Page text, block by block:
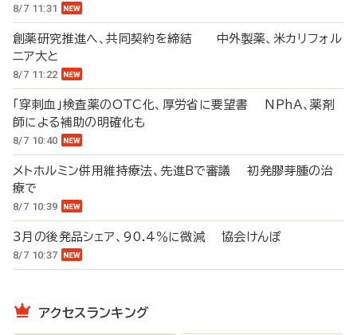
8/7 11:31
創薬研究推進へ、共同契約を締結 中外製薬、米カリフォル
ニア大と
8/7 11:22
「穿刺血」検査薬のOTC化、厚労省に要望書 NPhA、薬剤
師による補助の明確化も
8/7 10:40
メトホルミン併用維持療法、先進Bで審議 初発膠芽腫の治
療で
8/7 10:39
3月の後発品シェア、90.4％に微減 協会けんぽ
8/7 10:37
アクセスランキング